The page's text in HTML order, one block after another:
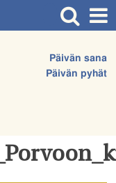
Päivän sana
Päivän pyhät